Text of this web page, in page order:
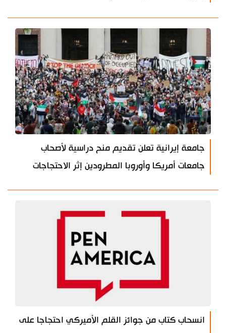
جامعة إيرانية تعلن تقديم منح دراسية لأصحاب
جامعات أمريكا وأوروبا المطرودين إثر الاحتجاجات
انسحاب كتاب من جوائز القلم الأميركي احتجاجا على